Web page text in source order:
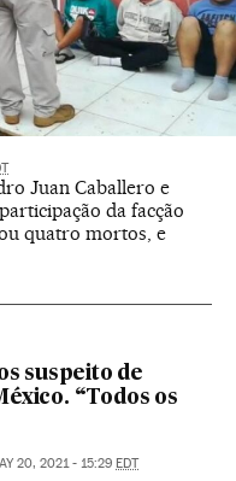
Juan Caballero e
da facção
quatro mortos, e
suspeito de
“Todos os
20, 2021 - 15:29 EDT